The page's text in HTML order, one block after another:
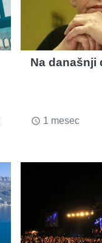
Na današnji
access_time 1 mesec